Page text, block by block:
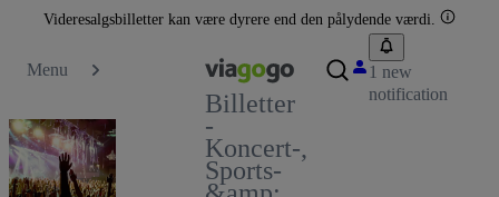
Videresalgsbilletter kan være dyrere end den pålydende værdi.
Menu
Billetter
-
Koncert-,
Sports-
1 new
notification